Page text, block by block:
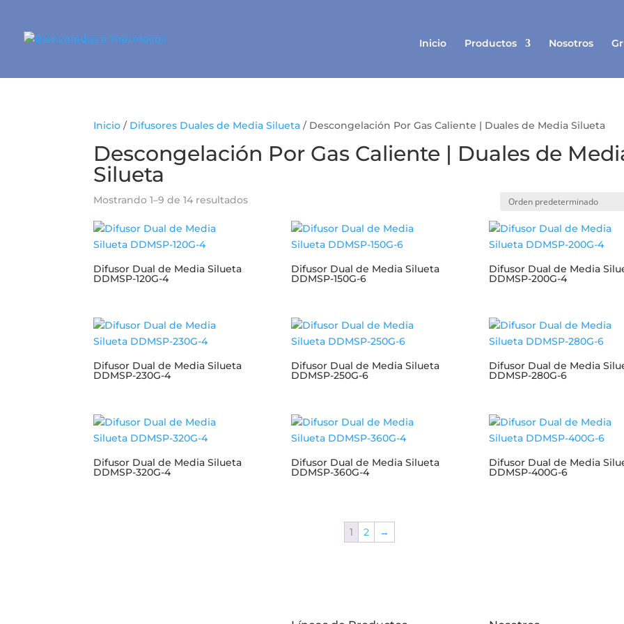
Inicio Productos Nosotros
Inicio / Difusores Duales de Media Silueta / Descongelación Por Gas Caliente | Duales de Media Silueta
Descongelación Por Gas Caliente | Duales de
Silueta
Mostrando 1–9 de 14 resultados
Difusor Dual de Media Silueta
DDMSP-120G-4
Difusor Dual de Media Silueta
DDMSP-150G-6
Difusor Dual de Media
DDMSP-200G-4
Difusor Dual de Media Silueta
DDMSP-230G-4
Difusor Dual de Media Silueta
DDMSP-250G-6
Difusor Dual de Media
DDMSP-280G-6
Difusor Dual de Media Silueta
DDMSP-320G-4
Difusor Dual de Media Silueta
DDMSP-360G-4
Difusor Dual de Media
DDMSP-400G-6
1 2 →